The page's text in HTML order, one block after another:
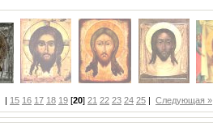
| 15 16 17 18 19 [20] 21 22 23 24 25 | Следующая »